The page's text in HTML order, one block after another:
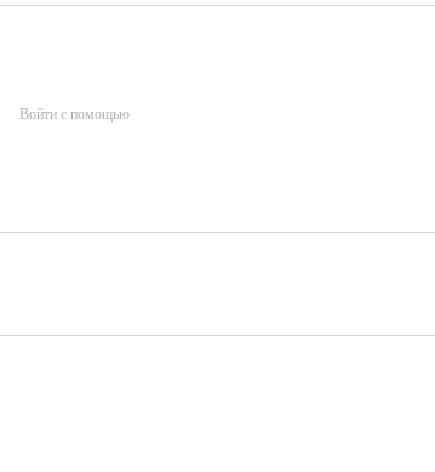
Войти с помощью